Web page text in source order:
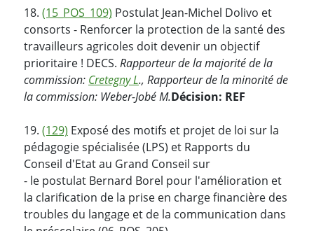
18. (15_POS_109) Postulat Jean-Michel Dolivo et
consorts - Renforcer la protection de la santé des
travailleurs agricoles doit devenir un objectif
prioritaire ! DECS. Rapporteur de la majorité de la
commission: Cretegny L., Rapporteur de la minorité de
la commission: Weber-Jobé M.Décision: REF
19. (129) Exposé des motifs et projet de loi sur la
pédagogie spécialisée (LPS) et Rapports du
Conseil d'Etat au Grand Conseil sur
- le postulat Bernard Borel pour l'amélioration et
la clarification de la prise en charge financière des
troubles du langage et de la communication dans